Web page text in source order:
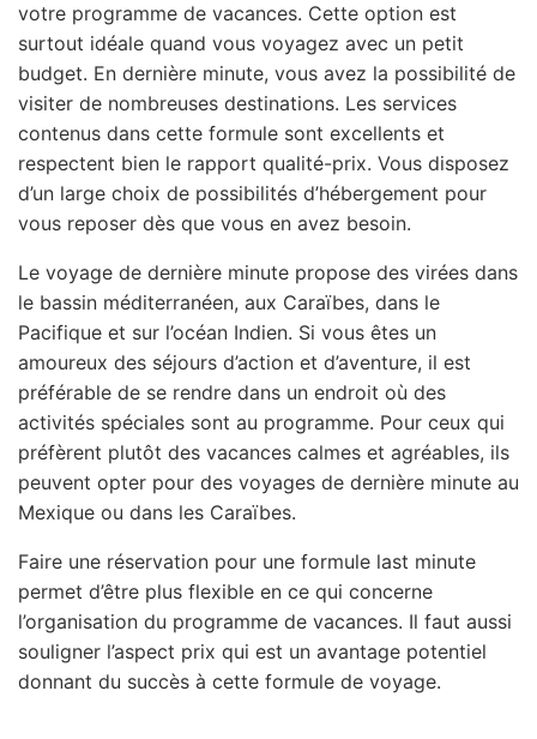
votre programme de vacances. Cette option est
surtout idéale quand vous voyagez avec un petit
budget. En dernière minute, vous avez la possibilité de
visiter de nombreuses destinations. Les services
contenus dans cette formule sont excellents et
respectent bien le rapport qualité-prix. Vous disposez
d’un large choix de possibilités d’hébergement pour
vous reposer dès que vous en avez besoin.
Le voyage de dernière minute propose des virées dans
le bassin méditerranéen, aux Caraïbes, dans le
Pacifique et sur l’océan Indien. Si vous êtes un
amoureux des séjours d’action et d’aventure, il est
préférable de se rendre dans un endroit où des
activités spéciales sont au programme. Pour ceux qui
préfèrent plutôt des vacances calmes et agréables, ils
peuvent opter pour des voyages de dernière minute au
Mexique ou dans les Caraïbes.
Faire une réservation pour une formule last minute
permet d’être plus flexible en ce qui concerne
l’organisation du programme de vacances. Il faut aussi
souligner l’aspect prix qui est un avantage potentiel
donnant du succès à cette formule de voyage.